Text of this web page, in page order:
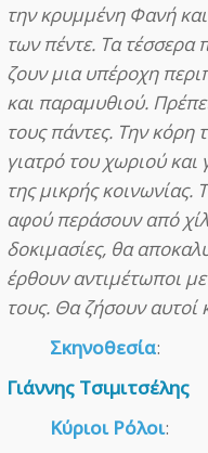
την κρυμμένη Φανή
των πέντε. Τα τέσσερα
ζουν μια υπέροχη
και παραμυθιού.
τους πάντες. Την κόρη
γιατρό του χωριού και
της μικρής κοινωνίας.
αφού περάσουν από
δοκιμασίες, θα
έρθουν αντιμέτωποι
τους. Θα ζήσουν αυτοί
Σκηνοθεσία:
Γιάννης Τσιμιτσέλης
Κύριοι Ρόλοι: